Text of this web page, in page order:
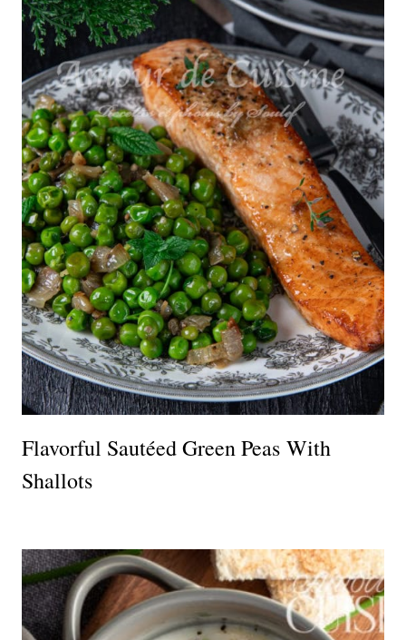
Flavorful Sautéed Green Peas With
Shallots